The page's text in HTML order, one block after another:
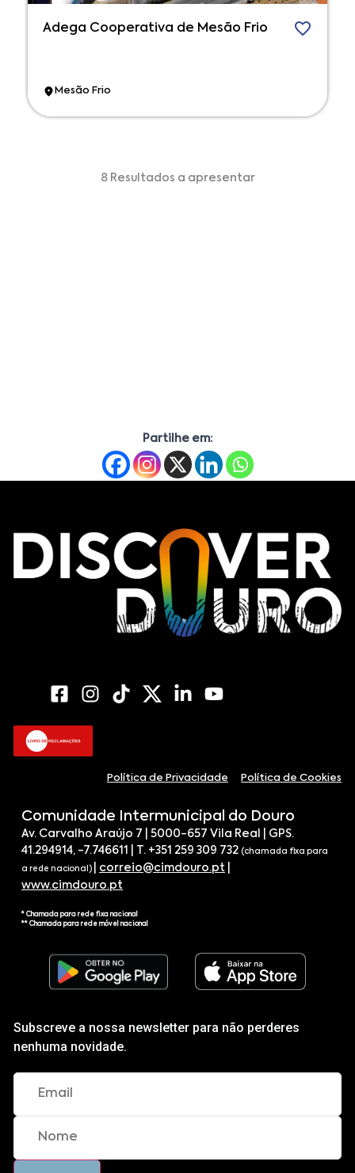
Adega Cooperativa de Mesão Frio
Mesão Frio
8 Resultados a apresentar
Partilhe em:
Política de Privacidade Política de Cookies
Comunidade Intermunicipal do Douro
Av. Carvalho Araújo 7 | 5000-657 Vila Real | GPS.
41.294914, -7.746611 | T. +351 259 309 732 (chamada fixa para
a rede nacional) correio@cimdouro.pt
www.cimdouro.pt
* Chamada para rede fixa nacional
** Chamada para rede móvel nacional
Subscreve a nossa newsletter para não perderes
nenhuma novidade.